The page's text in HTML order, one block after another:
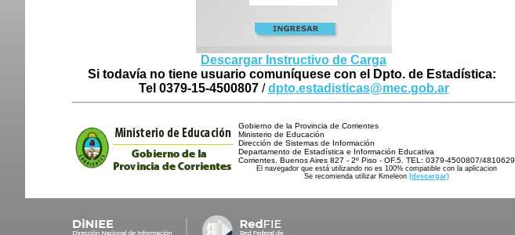
Descargar Instructivo de Carga
Si todavía no tiene usuario comuníquese con el Dpto. de Estadística:
Tel 0379-15-4500807/dpto.estadisticas@mec.gob.ar
Gobierno de la Provincia de Corrientes
Ministerio de Educación
Dirección de Sistemas de Información
Departamento de Estadística e Información Educativa
Corrientes. Buenos Aires 827 - 2º Piso - OF.5. TEL: 0379-4500807/4810629
El navegador que está utilizando no es 100% compatible con la aplicacion
Se recomienda utilizar Kmeleon (descargar)